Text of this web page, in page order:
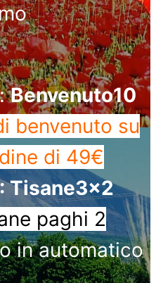
Benvenuto10
benvenuto su
di 49€
: Tisane3x2
paghi 2
in automatico